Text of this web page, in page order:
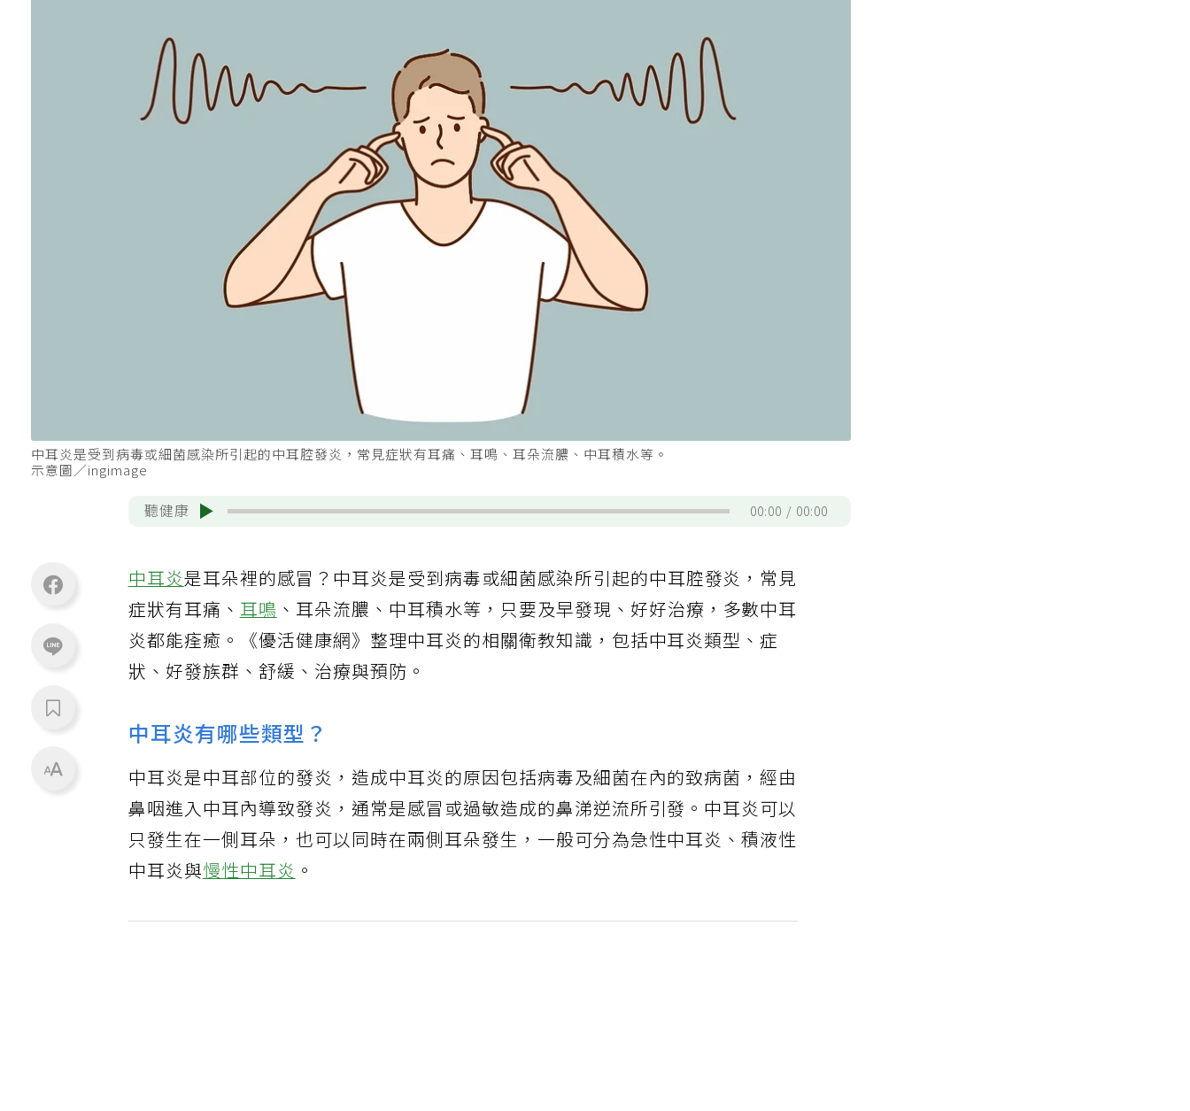
中耳炎是受到病毒或細菌感染所引起的中耳腔發炎，常見症狀有耳痛、耳鳴、耳朵流膿、中耳積水等。
示意圖／ingimage
聽健康 00:00 00:00
中耳炎是耳朵裡的感冒？中耳炎是受到病毒或細菌感染所引起的中耳腔發炎，常見
症狀有耳痛、耳鳴 、耳朵流膿、中耳積水等，只要及早發現、好好治療，多數中耳
炎都能痊癒。《優活健康網》整理中耳炎的相關衛教知識，包括中耳炎類型、症
狀、好發族群、舒緩、治療與預防。
中耳炎有哪些類型？
中耳炎是中耳部位的發炎，造成中耳炎的原因包括病毒及細菌在內的致病菌，經由
鼻咽進入中耳內導致發炎，通常是感冒或過敏造成的鼻涕逆流所引發。中耳炎可以
只發生在一側耳朵，也可以同時在兩側耳朵發生，一般可分為急性中耳炎、積液性
中耳炎與慢性中耳炎 。